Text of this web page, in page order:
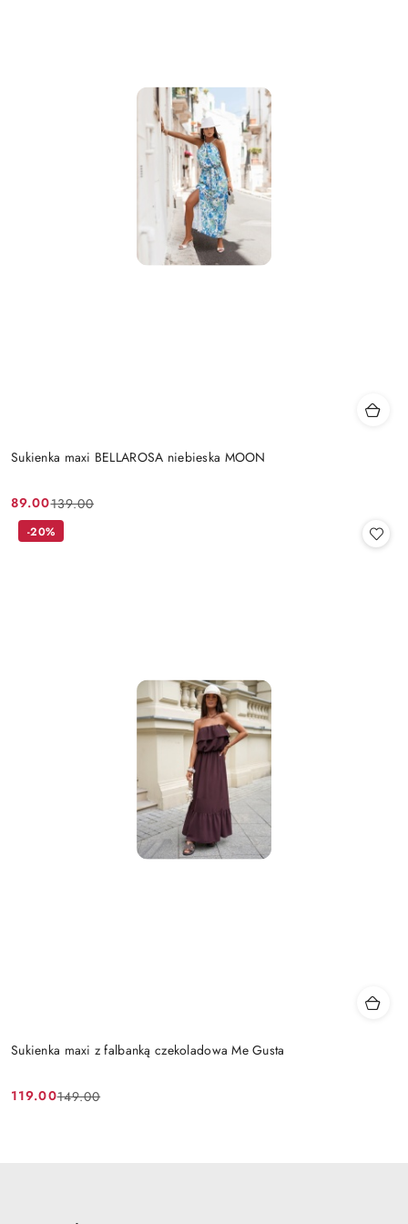
Sukienka maxi BELLAROSA niebieska MOON
Cena
promocyjna:
89.00
Cena
przed
139.00
Sukienka maxi z falbanką czekoladowa Me Gusta
Cena
119.00
Cena
149.00
-20%